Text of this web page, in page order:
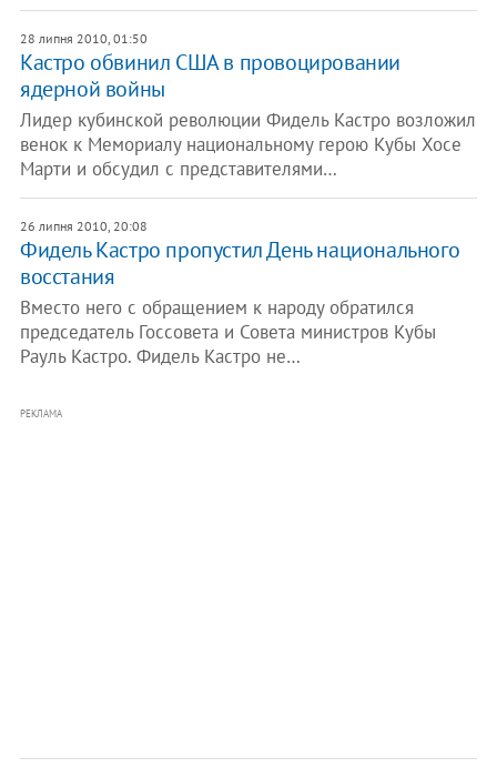
28 липня 2010, 01:50
Кастро обвинил США в провоцировании
ядерной войны
Лидер кубинской революции Фидель Кастро возложил
венок к Мемориалу национальному герою Кубы Хосе
Марти и обсудил с представителями…
26 липня 2010, 20:08
Фидель Кастро пропустил День национального
восстания
Вместо него с обращением к народу обратился
председатель Госсовета и Совета министров Кубы
Рауль Кастро. Фидель Кастро не…
РЕКЛАМА